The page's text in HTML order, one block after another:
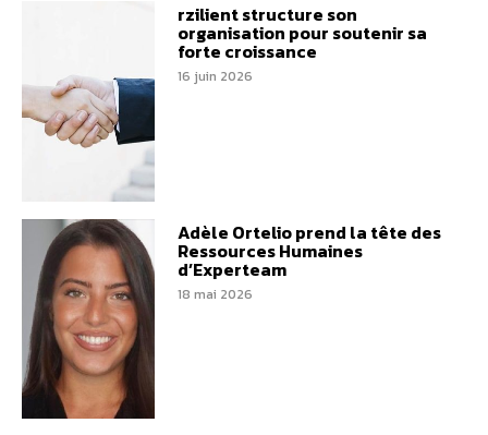
rzilient structure son
organisation pour soutenir sa
forte croissance
16 juin 2026
Adèle Ortelio prend la tête des
Ressources Humaines
d’Experteam
18 mai 2026